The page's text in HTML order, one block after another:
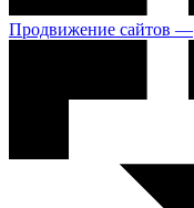
Продвижение сайтов —